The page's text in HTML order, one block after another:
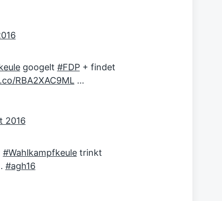
googelt #FDP+ findet
RBA2XAC9ML …
2016
#Wahlkampfkeuletrinkt
#agh16